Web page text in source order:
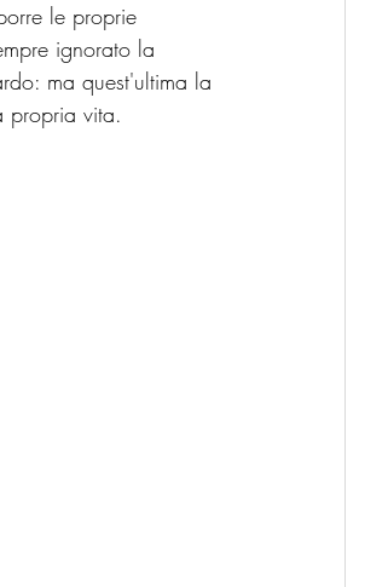
le proprie
ignorato la
ma quest'ultima la
propria vita.